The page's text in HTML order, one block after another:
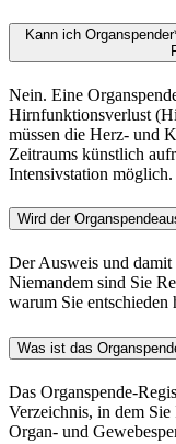
Kann ich
Nein. Eine
Hirnfunktionsverlust
müssen die Herz- und
Zeitraums künstlich
Intensivstation möglich.
Wird der
Der Ausweis und
Niemandem sind Sie
warum Sie entschieden
Was ist das
Das Organspende-
Verzeichnis, in dem
Organ- und